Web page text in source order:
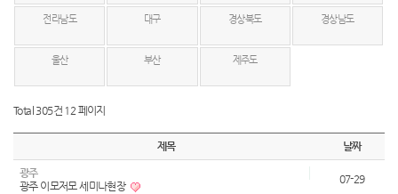
전라남도 대구 경상북도 경상남도
울산 부산 제주도
Total 305건 12 페이지
제목 날짜
광주
광주 이모저모 세미나현장
07-29